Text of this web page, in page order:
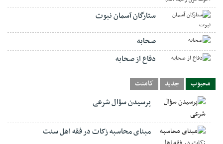
ستارگان آسمان نبوت
صحابه
دفاع از صحابه
محبوب جدید کامنت
پرسیدن سؤال شرعی
مبنای محاسبه زکات در فقه اهل سنت